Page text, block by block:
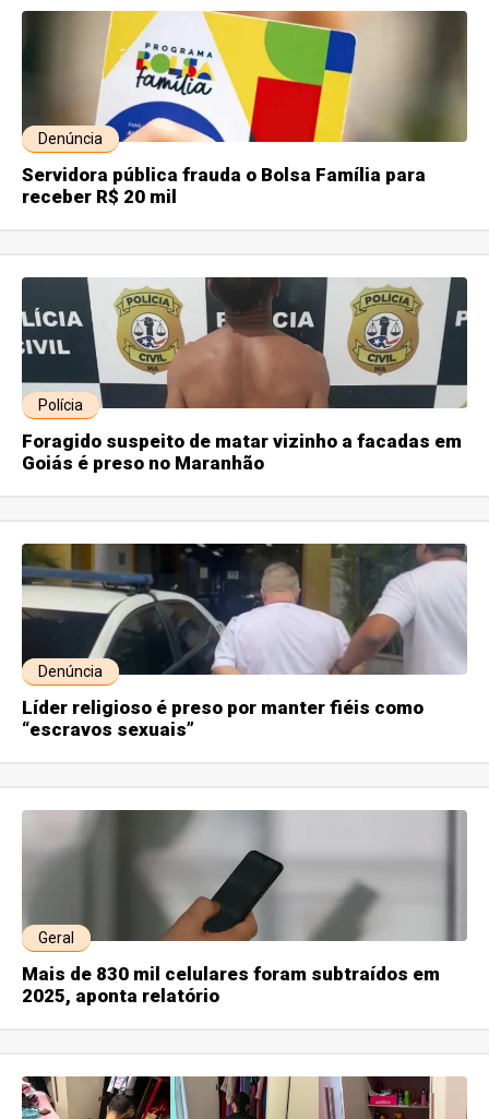
Denúncia
Servidora pública frauda o Bolsa Família para
receber R$ 20 mil
Polícia
Foragido suspeito de matar vizinho a facadas em
Goiás é preso no Maranhão
Denúncia
Líder religioso é preso por manter fiéis como
“escravos sexuais”
Geral
Mais de 830 mil celulares foram subtraídos em
2025, aponta relatório